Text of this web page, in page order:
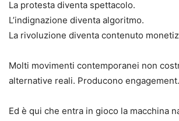
La protesta diventa spettacolo.
L’indignazione diventa algoritmo.
La rivoluzione diventa contenuto
Molti movimenti contemporanei non
alternative reali. Producono engagement.
Ed è qui che entra in gioco la macchina